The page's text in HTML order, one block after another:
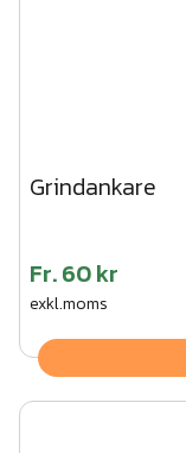
Grindankare
Fr.60 kr
exkl.moms